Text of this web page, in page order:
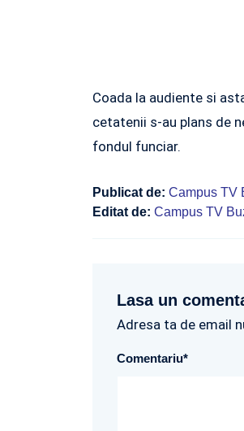
Coada la audiente si
cetatenii s-au plans de
fondul funciar.
Publicat de: Campus TV
Editat de: Campus TV
Lasa un
Adresa ta de email
Comentariu*